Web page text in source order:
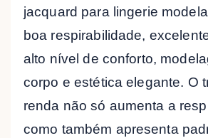
jacquard para lingerie
boa respirabilidade,
alto nível de conforto,
corpo e estética elegante. O
renda não só aumenta a
como também apresenta